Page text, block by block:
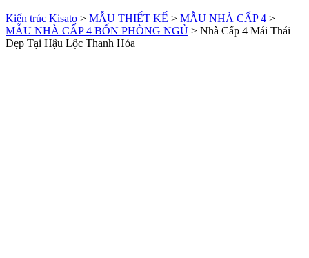
Kiến trúc Kisato > MẪU THIẾT KẾ > MẪU NHÀ CẤP 4 >
MẪU NHÀ CẤP 4 BỐN PHÒNG NGỦ > Nhà Cấp 4 Mái Thái
Đẹp Tại Hậu Lộc Thanh Hóa